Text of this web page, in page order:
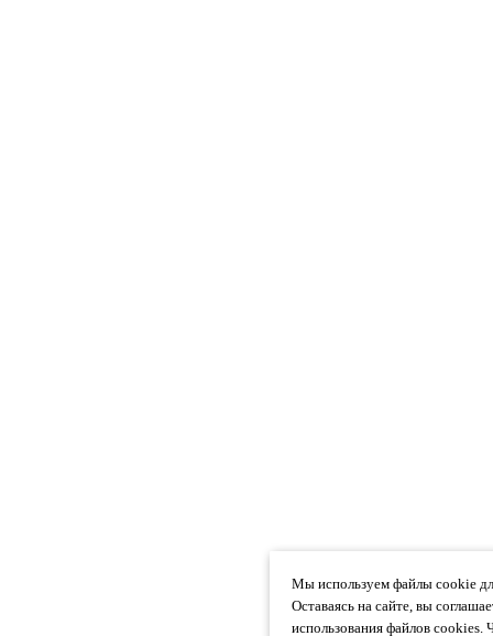
Мы используем файлы cookie
Оставаясь на сайте, вы
использования файлов cookies.